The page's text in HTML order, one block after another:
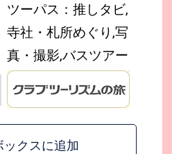
ツーパス：推しタビ,
寺社・札所めぐり,写
真・撮影,バスツアー
ックスに追加